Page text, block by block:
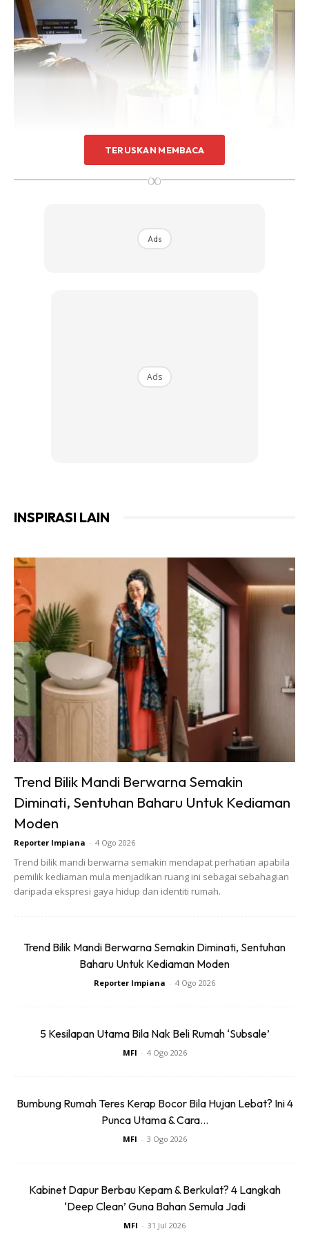
Sentuhan Midas penuh kemewahan dan elegant
untuk kediaman anda.
Rahsia dari IMPIANA, download sekarang di
Pastikan pokok yang dipilih mempunyai ruang
yang mencukupi untuk tumbuh tanpa sekatan. Faktor ini
Penanaman Campuran:Campurkan jenis pokok yang
dan menarik.
luar untuk kelebihan udara segar.
Penjagaan yang Sederhana
TERUSKAN MEMBACA
∞
Ads
Ads
INSPIRASI LAIN
Trend Bilik Mandi Berwarna Semakin
Diminati, Sentuhan Baharu Untuk Kediaman
Moden
Reporter Impiana - 4 Ogo 2026
Trend bilik mandi berwarna semakin mendapat perhatian apabila
pemilik kediaman mula menjadikan ruang ini sebagai sebahagian
daripada ekspresi gaya hidup dan identiti rumah.
Trend Bilik Mandi Berwarna Semakin Diminati, Sentuhan
Baharu Untuk Kediaman Moden
Reporter Impiana - 4 Ogo 2026
5 Kesilapan Utama Bila Nak Beli Rumah ‘Subsale’
MFI - 4 Ogo 2026
Bumbung Rumah Teres Kerap Bocor Bila Hujan Lebat? Ini 4
Punca Utama & Cara...
MFI - 3 Ogo 2026
Kabinet Dapur Berbau Kepam & Berkulat? 4 Langkah
‘Deep Clean’ Guna Bahan Semula Jadi
MFI - 31 Jul 2026